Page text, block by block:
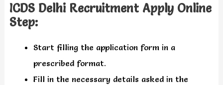
ICDS Delhi Recruitment Apply Online
Step:
Start filling the application form in a
prescribed format.
Fill in the necessary details asked in the